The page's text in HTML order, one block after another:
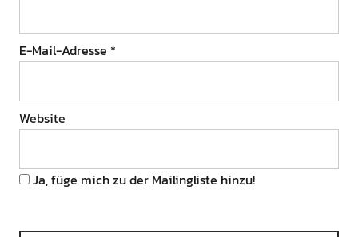
E-Mail-Adresse *
Website
Ja, füge mich zu der Mailingliste hinzu!